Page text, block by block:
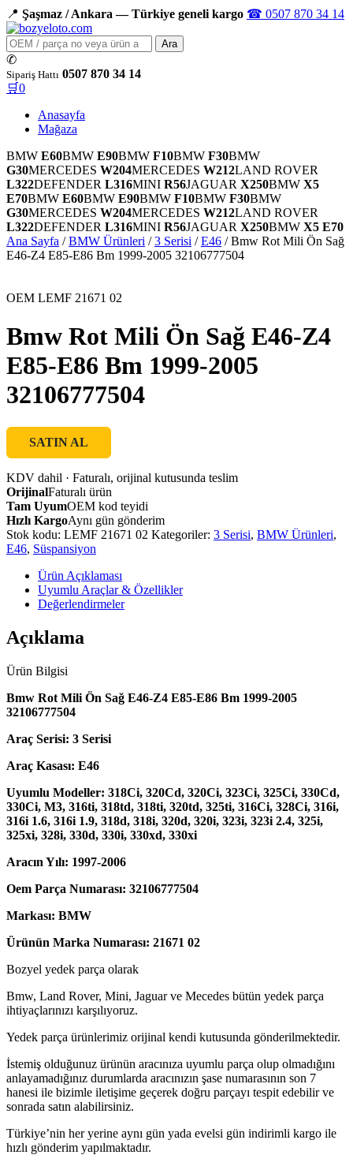
📍 Şaşmaz / Ankara — Türkiye geneli kargo ☎ 0507 870 34 14
Ürün
ara
Ara
✆
Sipariş Hattı 0507 870 34 14
🛒0
Anasayfa
Mağaza
BMW E60BMW E90BMW F10BMW F30BMW
G30MERCEDES W204MERCEDES W212LAND ROVER
L322DEFENDER L316MINI R56JAGUAR X250BMW X5
E70BMW E60BMW E90BMW F10BMW F30BMW
G30MERCEDES W204MERCEDES W212LAND ROVER
L322DEFENDER L316MINI R56JAGUAR X250BMW X5 E70
Ana Sayfa /BMW Ürünleri /3 Serisi /E46 / Bmw Rot Mili Ön Sağ
E46-Z4 E85-E86 Bm 1999-2005 32106777504
OEM LEMF 21671 02
Bmw Rot Mili Ön Sağ E46-Z4
E85-E86 Bm 1999-2005
32106777504
SATIN AL
KDV dahil · Faturalı, orijinal kutusunda teslim
OrijinalFaturalı ürün
Tam UyumOEM kod teyidi
Hızlı KargoAynı gün gönderim
Stok kodu: LEMF 21671 02 Kategoriler: 3 Serisi, BMW Ürünleri,
E46, Süspansiyon
Ürün Açıklaması
Uyumlu Araçlar & Özellikler
Değerlendirmeler
Açıklama
Ürün Bilgisi
Bmw Rot Mili Ön Sağ E46-Z4 E85-E86 Bm 1999-2005
32106777504
Araç Serisi: 3 Serisi
Araç Kasası: E46
Uyumlu Modeller: 318Ci, 320Cd, 320Ci, 323Ci, 325Ci, 330Cd,
330Ci, M3, 316ti, 318td, 318ti, 320td, 325ti, 316Ci, 328Ci, 316i,
316i 1.6, 316i 1.9, 318d, 318i, 320d, 320i, 323i, 323i 2.4, 325i,
325xi, 328i, 330d, 330i, 330xd, 330xi
Aracın Yılı: 1997-2006
Oem Parça Numarası: 32106777504
Markası: BMW
Ürünün Marka Numarası: 21671 02
Bozyel yedek parça olarak
Bmw, Land Rover, Mini, Jaguar ve Mecedes bütün yedek parça
ihtiyaçlarınızı karşılıyoruz.
Yedek parça ürünlerimiz orijinal kendi kutusunda gönderilmektedir.
İstemiş olduğunuz ürünün aracınıza uyumlu parça olup olmadığını
anlayamadığınız durumlarda aracınızın şase numarasının son 7
hanesi ile bizimle iletişime geçerek doğru parçayı tespit edebilir ve
sonrada satın alabilirsiniz.
Türkiye’nin her yerine aynı gün yada evelsi gün indirimli kargo ile
hızlı gönderim yapılmaktadır.